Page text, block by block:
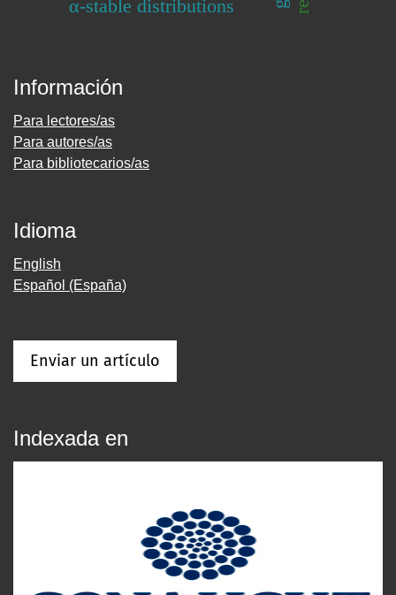
α-stable distributions
Información
Para lectores/as
Para autores/as
Para bibliotecarios/as
Idioma
English
Español (España)
Enviar un artículo
Indexada en